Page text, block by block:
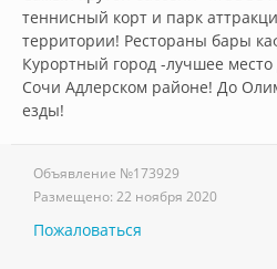
теннисный корт и парк
территории! Рестораны бары
Курортный город -лучшее место
Сочи Адлерском районе! До
езды!
Объявление №173929
Размещено: 22 ноября 2020
Пожаловаться